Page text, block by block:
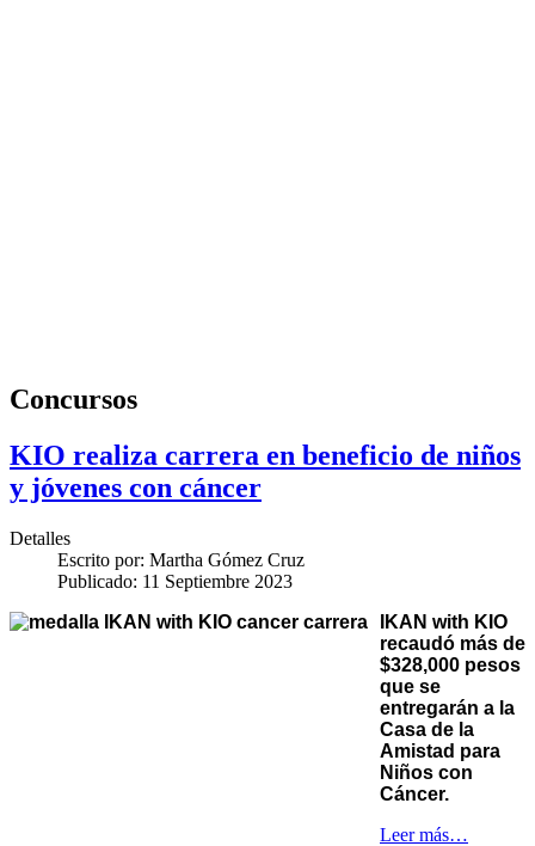
Concursos
KIO realiza carrera en beneficio de niños
y jóvenes con cáncer
Detalles
Escrito por: Martha Gómez Cruz
Publicado: 11 Septiembre 2023
IKAN with KIO
recaudó más de
$328,000 pesos
que se
entregarán a la
Casa de la
Amistad para
Niños con
Cáncer.
Leer más…